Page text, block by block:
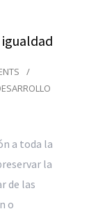
/
a toda la
la
de las
o